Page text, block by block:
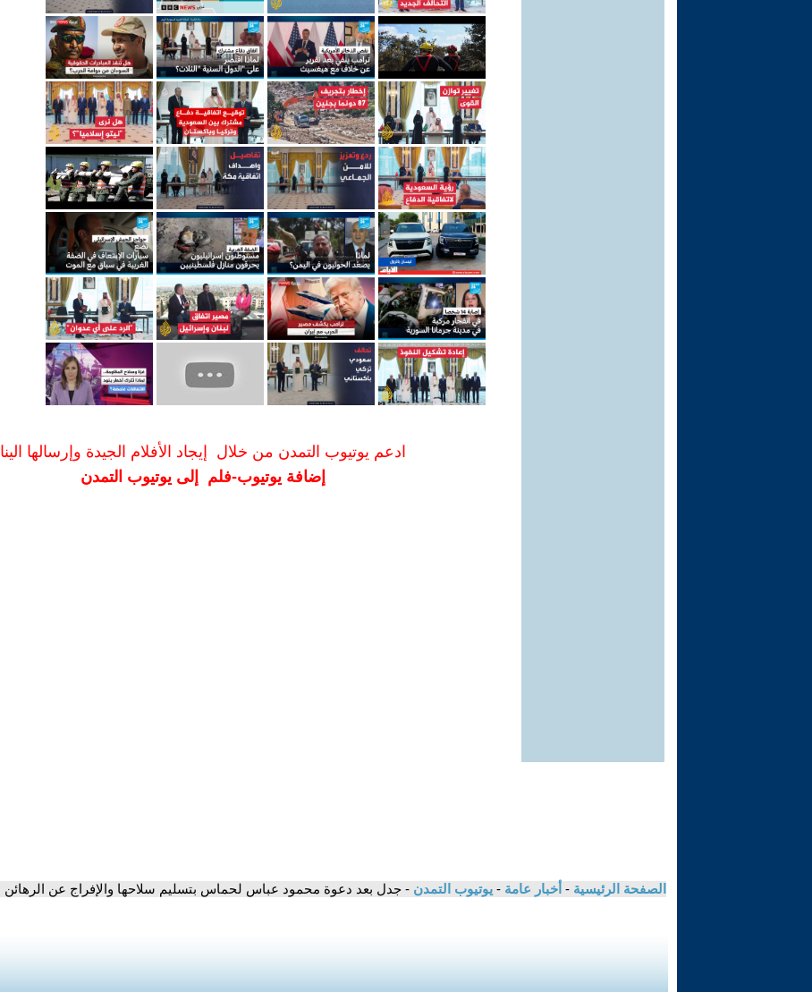
ادعم يوتيوب التمدن من خلال إيجاد الأفلام الجيدة وإرسالها الينا
إضافة يوتيوب-فلم إلى يوتيوب التمدن
الصفحة الرئيسية - أخبار عامة - يوتيوب التمدن - جدل بعد دعوة محمود عباس لحماس بتسليم سلاحها والإفراج عن الرهائن